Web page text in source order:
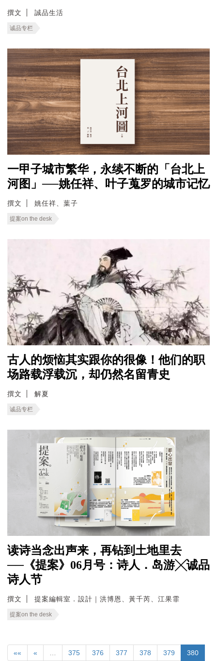
撰文 誠品生活
诚品专栏
一甲子城市繁华，永续不断的「台北上
河图」──姚任祥、叶子蒐罗的城市记忆
撰文 姚任祥、葉子
提案on the desk
古人的烦恼其实跟你的很像！他们的职
场路载浮载沉，却仍然名留青史
撰文 解夏
诚品专栏
读诗当念出声来，再钻到土地里去
──《提案》06月号：诗人．岛游╳诚品
诗人节
撰文 提案編輯室．設計｜洪博恩、黃千芮、江果霏
提案on the desk
«« « 375 376 377 378 379 380